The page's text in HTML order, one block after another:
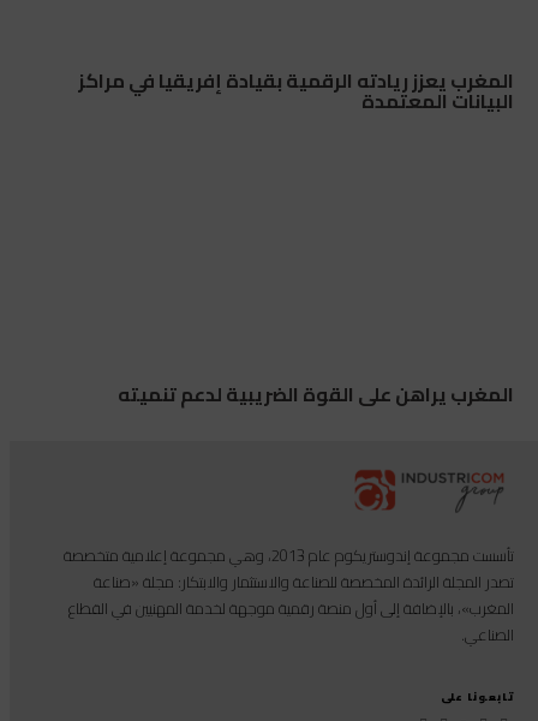
المغرب يعزز ريادته الرقمية بقيادة إفريقيا في مراكز
البيانات المعتمدة
المغرب يراهن على القوة الضريبية لدعم تنميته
تأسست مجموعة إندوستريكوم عام 2013، وهي مجموعة إعلامية متخصصة
تصدر المجلة الرائدة المخصصة للصناعة والاستثمار والابتكار: مجلة «صناعة
المغرب»، بالإضافة إلى أول منصة رقمية موجهة لخدمة المهنيين في القطاع
الصناعي.
تابعونا على